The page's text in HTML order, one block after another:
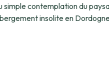
contemplation du